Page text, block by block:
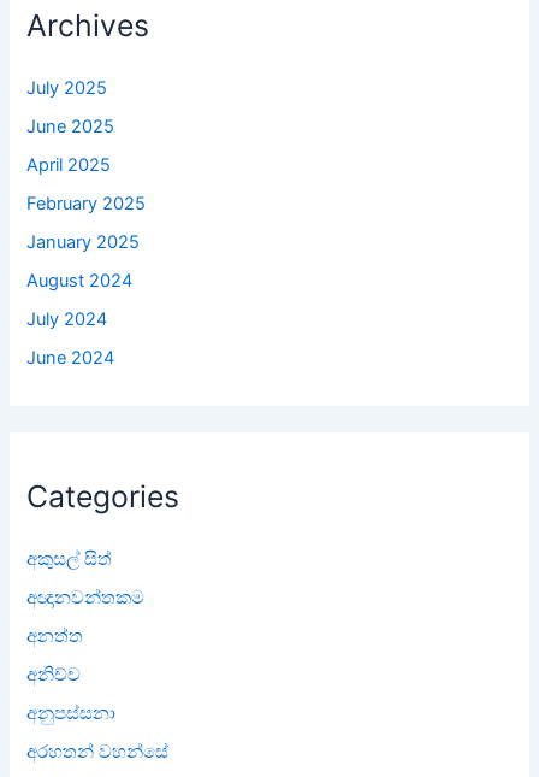
Archives
July 2025
June 2025
April 2025
February 2025
January 2025
August 2024
July 2024
June 2024
Categories
අකුසල් සිත්
අඥානවන්තකම
අනත්ත
අනිච්ච
අනුපස්සනා
අරහතන් වහන්සේ